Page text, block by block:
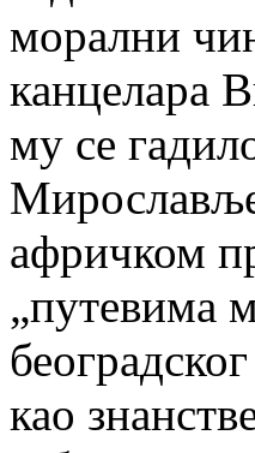
морални
канцелара
му се
афричком
„путевима
као